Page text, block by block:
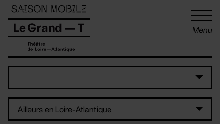
Menu
Panneau de gestion des cookies